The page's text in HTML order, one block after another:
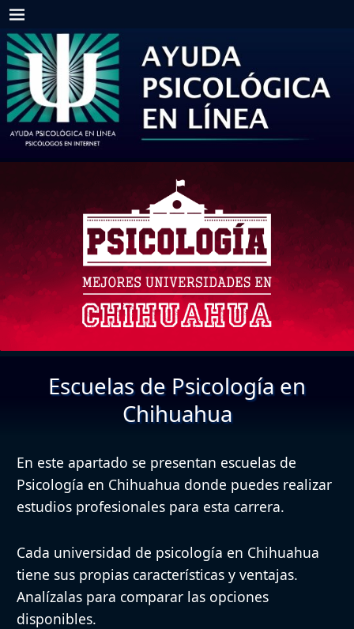
Escuelas de Psicología en
Chihuahua
En este apartado se presentan escuelas de
Psicología en Chihuahua donde puedes realizar
estudios profesionales para esta carrera.
Cada universidad de psicología en Chihuahua
tiene sus propias características y ventajas.
Analízalas para comparar las opciones
disponibles.